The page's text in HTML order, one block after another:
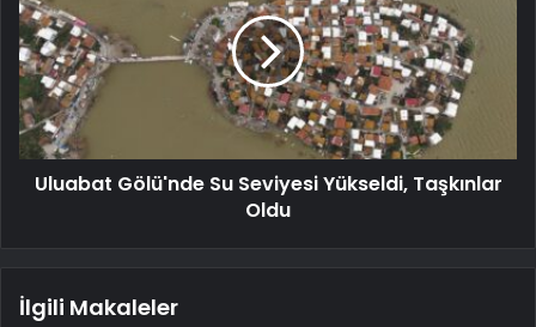
Uluabat Gölü'nde Su Seviyesi Yükseldi, Taşkınlar
Oldu
İlgili Makaleler